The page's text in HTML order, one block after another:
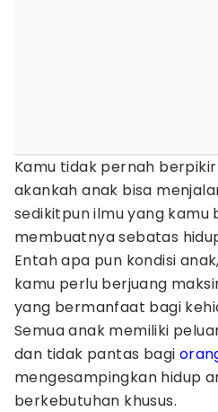
Kamu tidak pernah
akankah anak bisa
sedikitpun ilmu yang kamu
membuatnya sebatas
Entah apa pun kondisi
kamu perlu berjuang
yang bermanfaat bagi
Semua anak memiliki
dan tidak pantas bagi
mengesampingkan hidup
berkebutuhan khusus.